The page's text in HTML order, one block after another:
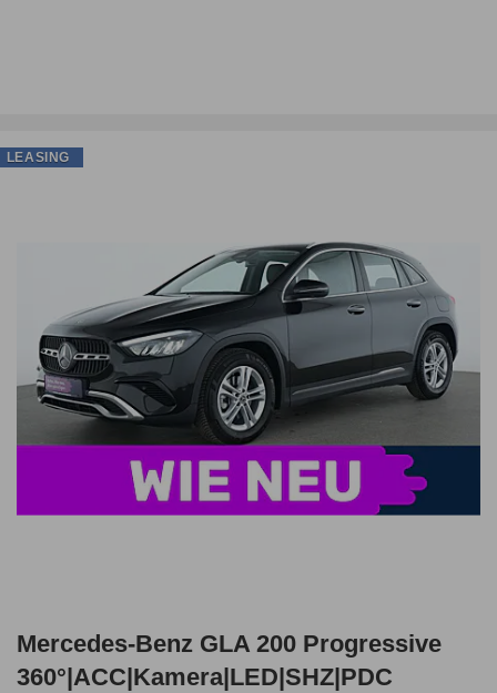
Mercedes-Benz GLA 200 Progressive
360°|ACC|Kamera|LED|SHZ|PDC
LEASING